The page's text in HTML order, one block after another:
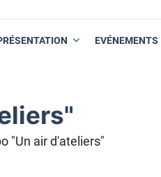
EVÉNEMENTS
"Un air d'ateliers"